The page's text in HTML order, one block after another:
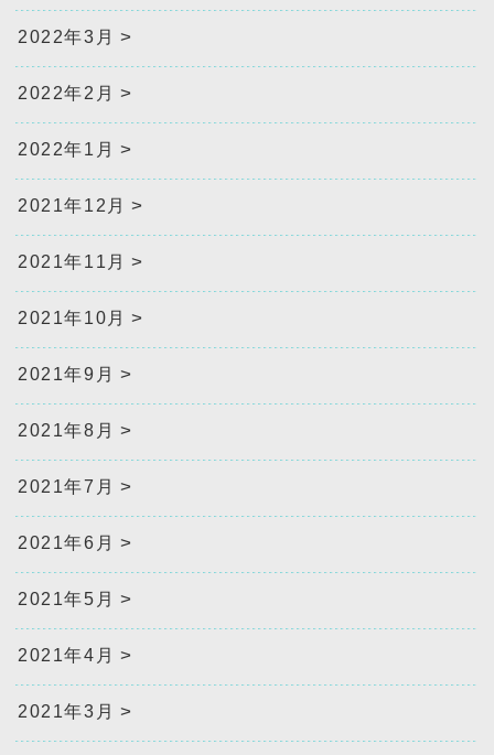
2022年3月
2022年2月
2022年1月
2021年12月
2021年11月
2021年10月
2021年9月
2021年8月
2021年7月
2021年6月
2021年5月
2021年4月
2021年3月